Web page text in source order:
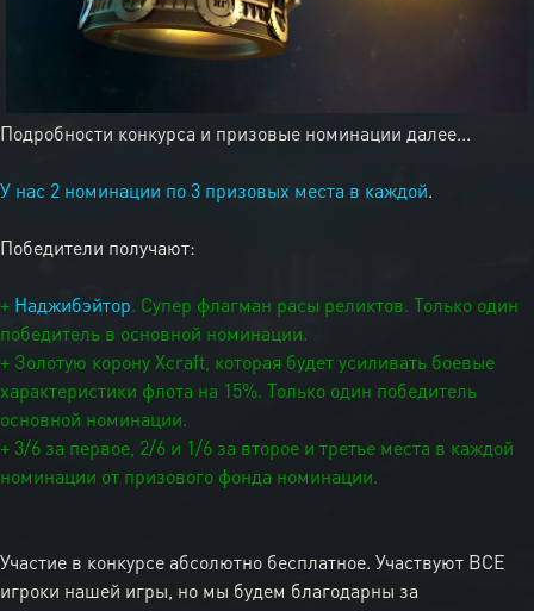
Подробности конкурса и призовые номинации далее...
У нас 2 номинации по 3 призовых места в каждой.
Победители получают:
+ Наджибэйтор. Супер флагман расы реликтов. Только один
победитель в основной номинации.
+ Золотую корону Xcraft, которая будет усиливать боевые
характеристики флота на 15%. Только один победитель
основной номинации.
+ 3/6 за первое, 2/6 и 1/6 за второе и третье места в каждой
номинации от призового фонда номинации.
Участие в конкурсе абсолютно бесплатное. Участвуют ВСЕ
игроки нашей игры, но мы будем благодарны за